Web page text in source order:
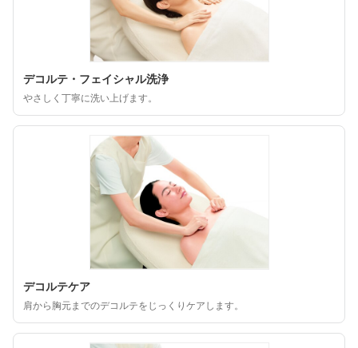
デコルテ・フェイシャル洗浄
やさしく丁寧に洗い上げます。
デコルテケア
肩から胸元までのデコルテをじっくりケアします。